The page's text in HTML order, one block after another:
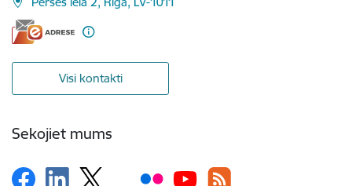
Visi kontakti
Sekojiet mums